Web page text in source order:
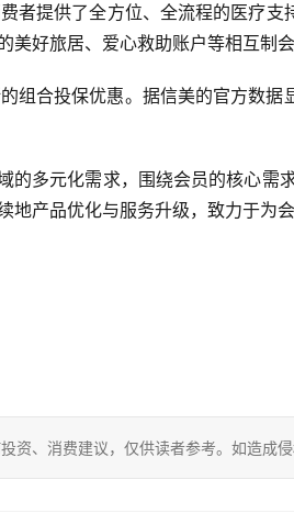
提供了全方位、全流程的医疗支
好旅居、爱心救助账户等相互制会
合投保优惠。据信美的官方数据
多元化需求，围绕会员的核心需
产品优化与服务升级，致力于为
资、消费建议，仅供读者参考。如造成侵